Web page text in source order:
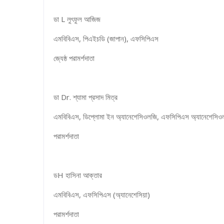
ডা L লুৎফুল আজিজ
এমবিবিএস, পিএইচডি (জাপান), এফসিপিএস
জ্যেষ্ঠ পরামর্শদাতা
ডা Dr. শ্যামা প্রসাদ মিত্র
এমবিবিএস, ডিপ্লোমা ইন অ্যানেশেসিওলজি, এফসিপিএস
পরামর্শদাতা
ডH হাসিনা আক্তার
এমবিবিএস, এফসিপিএস (অ্যানেশেসিয়া)
পরামর্শদাতা